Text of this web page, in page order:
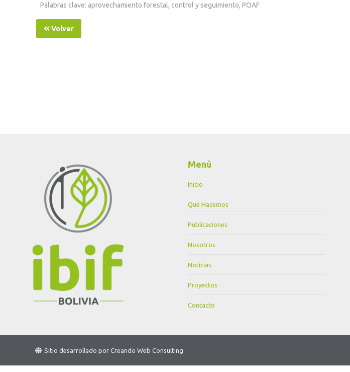
Palabras clave: aprovechamiento forestal, control y seguimiento, POAF
Volver
Menú
Inicio
Qué Hacemos
Publicaciones
Nosotros
Noticias
Proyectos
Contacto
Sitio desarrollado por Creando Web Consulting